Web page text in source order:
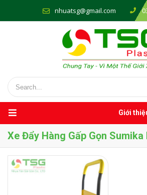
nhuatsg@gmail.com
Giới
Xe Đẩy Hàng Gấp Gọn Sumika